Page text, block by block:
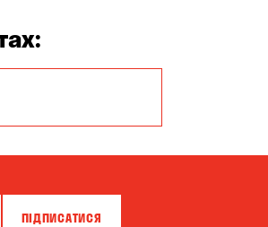
Буча
ПІДПИСАТИСЯ